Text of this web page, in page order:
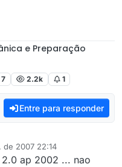
e Preparação
7 2.2k 1
Entre para responder
de 2007 22:14
ap 2002 ... nao